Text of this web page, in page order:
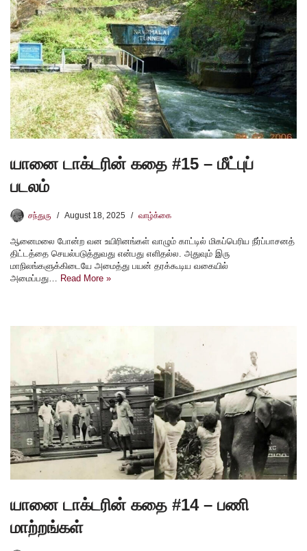
யானை டாக்டரின் கதை #15 – மீட்புப்
படலம்
சந்துரு August 18, 2025 வாழ்க்கை
ஆனைமலை போன்ற வன உயிரினங்கள் வாழும் காட்டில் மிகப்பெரிய நீர்ப்பாசனத்
திட்டத்தை செயல்படுத்துவது என்பது எளிதல்ல. அதுவும் இரு
மாநிலங்களுக்கிடையே அமைத்து பயன் தரக்கூடிய வகையில்
அமைப்பது… Read More »
யானை டாக்டரின் கதை #14 – பணி
மாற்றங்கள்